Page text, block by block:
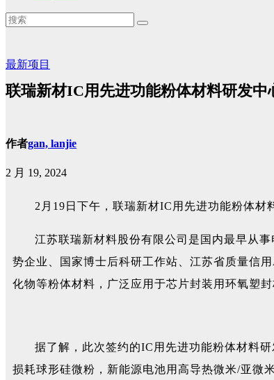
最新项目
联瑞新材IC用先进功能粉体材料研发中
作者gan, lanjie
2 月 19, 2024
2月19日下午，联瑞新材IC用先进功能粉体材
江苏联瑞新材料股份有限公司是国内最早从
势企业、国家博士后科研工作站、江苏省质量信
化物等粉体材料，广泛应用于芯片封装用环氧塑
据了解，此次签约的IC用先进功能粉体材料
损耗球形硅微粉，新能源电池用高导热微米/亚微